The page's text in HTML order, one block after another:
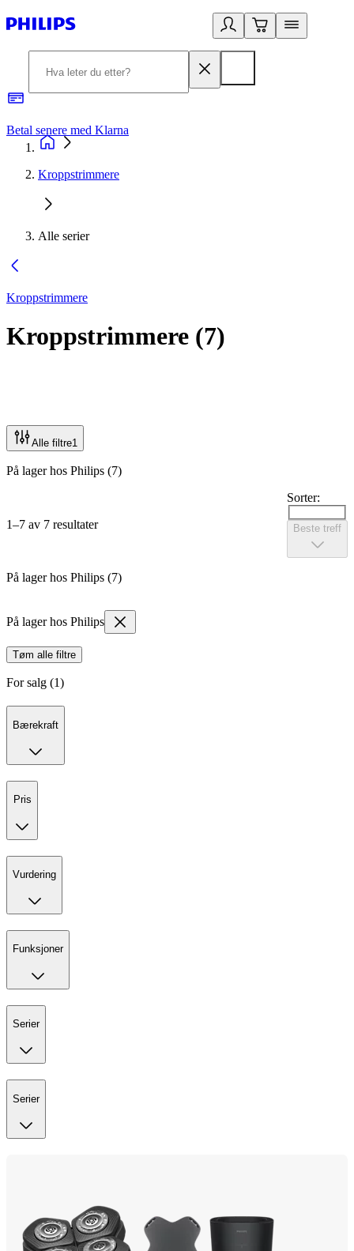
Betal senere med Klarna
Kroppstrimmere
Alle serier
Kroppstrimmere
Kroppstrimmere (7)
Alle filtre1
På lager hos Philips (7)
1–7 av 7 resultater
Sorter:
Beste treff
På lager hos Philips (7)
På lager hos Philips
Tøm alle filtre
For salg (1)
Bærekraft
Pris
Vurdering
Funksjoner
Serier
Serier